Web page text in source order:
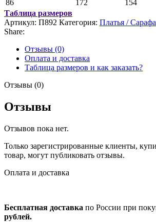
86
172 154
Таблица размеров
Артикул: П892 Категория: Платья /
Share:
Отзывы (0)
Оплата и доставка
Таблица размеров и как заказать?
Отзывы (0)
Отзывы
Отзывов пока нет.
Только зарегистрированные клиенты,
товар, могут публиковать отзывы.
Оплата и доставка
Бесплатная доставка по России при
рублей.